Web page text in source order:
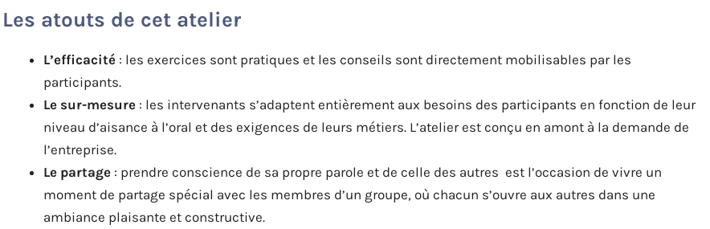
Les atouts de cet atelier
L’efficacité : les exercices sont pratiques et les conseils sont directement mobilisables par les
participants.
Le sur-mesure: les intervenants s’adaptent entièrement aux besoins des participants en fonction de leur
niveau d’aisance à l’oral et des exigences de leurs métiers. L’atelier est conçu en amont à la demande de
l’entreprise.
Le partage: prendre conscience de sa propre parole et de celle des autres est l’occasion de vivre un
moment de partage spécial avec les membres d’un groupe, où chacun s’ouvre aux autres dans une
ambiance plaisante et constructive.